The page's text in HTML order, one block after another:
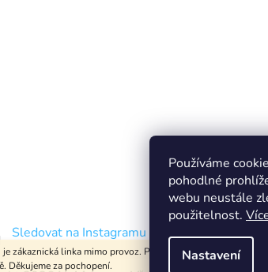
Používáme
pohodlné
webu neustále
použitelnost.
Nastavení
zákaznická linka mimo provoz. Pište prosím e-maily - ty
Děkujeme za pochopení.
Sledovat na Instagramu